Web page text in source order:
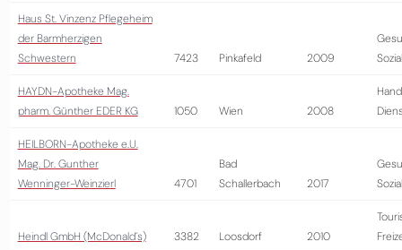
Haus St. Vinzenz Pflegeheim
der Barmherzigen
Schwestern
7423 Pinkafeld 2009
HAYDN-Apotheke Mag.
pharm. Günther EDER KG
1050 Wien 2008
HEILBORN-Apotheke e.U.
Mag. Dr. Gunther
Wenninger-Weinzierl
4701
Bad
Schallerbach
2017
Heindl GmbH (McDonald´s) 3382 Loosdorf 2010